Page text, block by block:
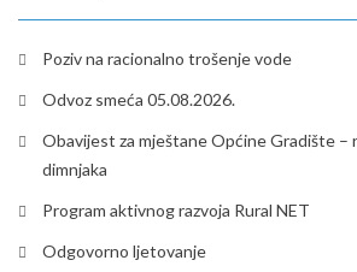
Poziv na racionalno trošenje vode
Odvoz smeća 05.08.2026.
Obavijest za mještane Općine Gradište –
dimnjaka
Program aktivnog razvoja Rural NET
Odgovorno ljetovanje